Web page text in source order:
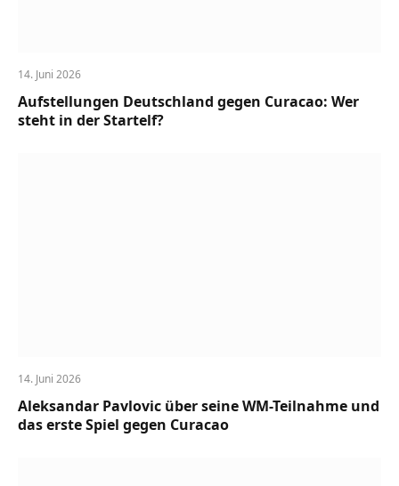
14. Juni 2026
Aufstellungen Deutschland gegen Curacao: Wer
steht in der Startelf?
14. Juni 2026
Aleksandar Pavlovic über seine WM-Teilnahme und
das erste Spiel gegen Curacao